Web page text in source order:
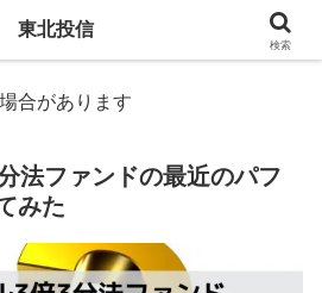
合があります
法ファンドの最近のパフ
みた
東北投信
検索